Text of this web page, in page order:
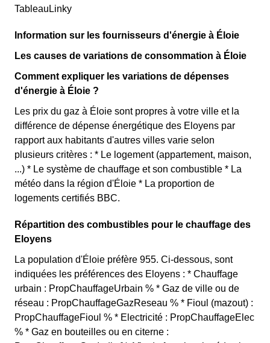
TableauLinky
Information sur les fournisseurs d'énergie à Éloie
Les causes de variations de consommation à Éloie
Comment expliquer les variations de dépenses
d'énergie à Éloie ?
Les prix du gaz à Éloie sont propres à votre ville et la
différence de dépense énergétique des Eloyens par
rapport aux habitants d'autres villes varie selon
plusieurs critères : * Le logement (appartement, maison,
...) * Le système de chauffage et son combustible * La
météo dans la région d'Éloie * La proportion de
logements certifiés BBC.
Répartition des combustibles pour le chauffage des
Eloyens
La population d'Éloie préfère 955. Ci-dessous, sont
indiquées les préférences des Eloyens : * Chauffage
urbain : PropChauffageUrbain % * Gaz de ville ou de
réseau : PropChauffageGazReseau % * Fioul (mazout) :
PropChauffageFioul % * Electricité : PropChauffageElec
% * Gaz en bouteilles ou en citerne :